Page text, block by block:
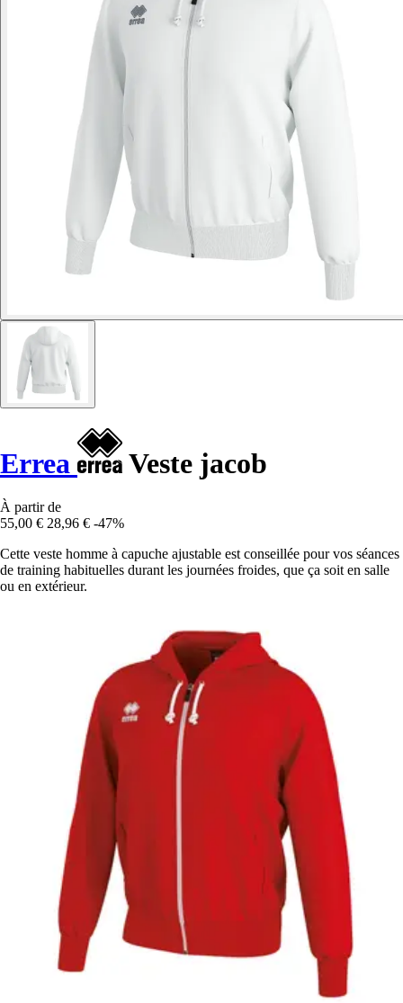
Errea Veste jacob
À partir de
55,00 € 28,96 € -47%
Cette veste homme à capuche ajustable est conseillée pour vos séances
de training habituelles durant les journées froides, que ça soit en salle
ou en extérieur.